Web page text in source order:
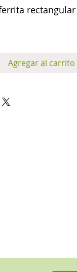
rectangular
Agregar al carrito